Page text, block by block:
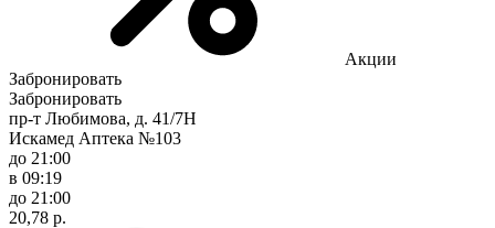
Акции
Забронировать
Забронировать
пр-т Любимова, д. 41/7Н
Искамед Аптека №103
до 21:00
в 09:19
до 21:00
20,78 р.